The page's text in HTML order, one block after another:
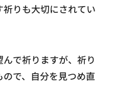
りも大切にされてい
で祈りますが、祈り
で、自分を見つめ直